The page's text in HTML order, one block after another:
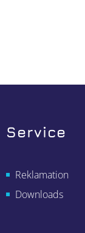
Service
Reklamation
Downloads